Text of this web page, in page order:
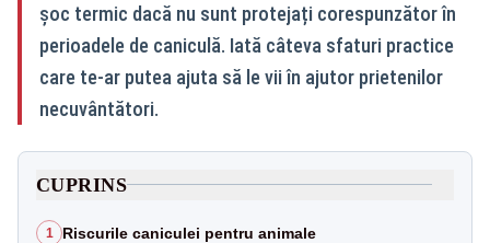
șoc termic dacă nu sunt protejați corespunzător în
perioadele de caniculă. Iată câteva sfaturi practice
care te-ar putea ajuta să le vii în ajutor prietenilor
necuvântători.
CUPRINS
1 Riscurile caniculei pentru animale